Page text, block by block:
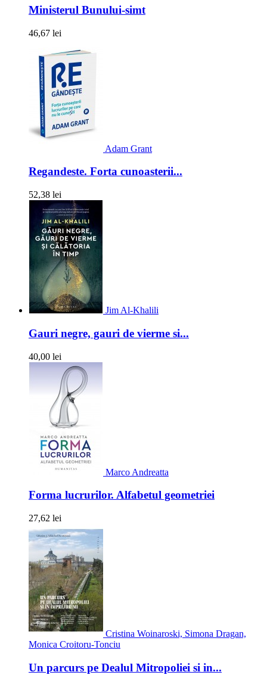
Ministerul Bunului-simt
46,67 lei
Adam Grant
Regandeste. Forta cunoasterii...
52,38 lei
Jim Al-Khalili
Gauri negre, gauri de vierme si...
40,00 lei
Marco Andreatta
Forma lucrurilor. Alfabetul geometriei
27,62 lei
Cristina Woinaroski, Simona Dragan,
Monica Croitoru-Tonciu
Un parcurs pe Dealul Mitropoliei si in...